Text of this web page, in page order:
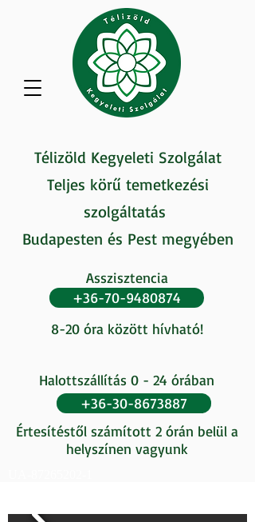
Télizöld Kegyeleti Szolgálat
Teljes körű temetkezési
szolgáltatás
Budapesten és Pest megyében
Asszisztencia
8-20 óra között hívható!
+36-70-9480874
Halottszállítás 0 - 24 órában
Értesítéstől számított 2 órán belül a
helyszínen vagyunk
+36-30-8673887